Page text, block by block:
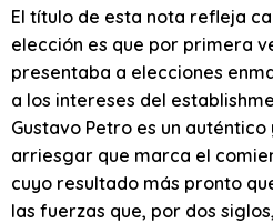
El título de esta nota refleja
elección es que por primera
presentaba a elecciones
a los intereses del
Gustavo Petro es un
arriesgar que marca el
cuyo resultado más pronto
las fuerzas que, por dos